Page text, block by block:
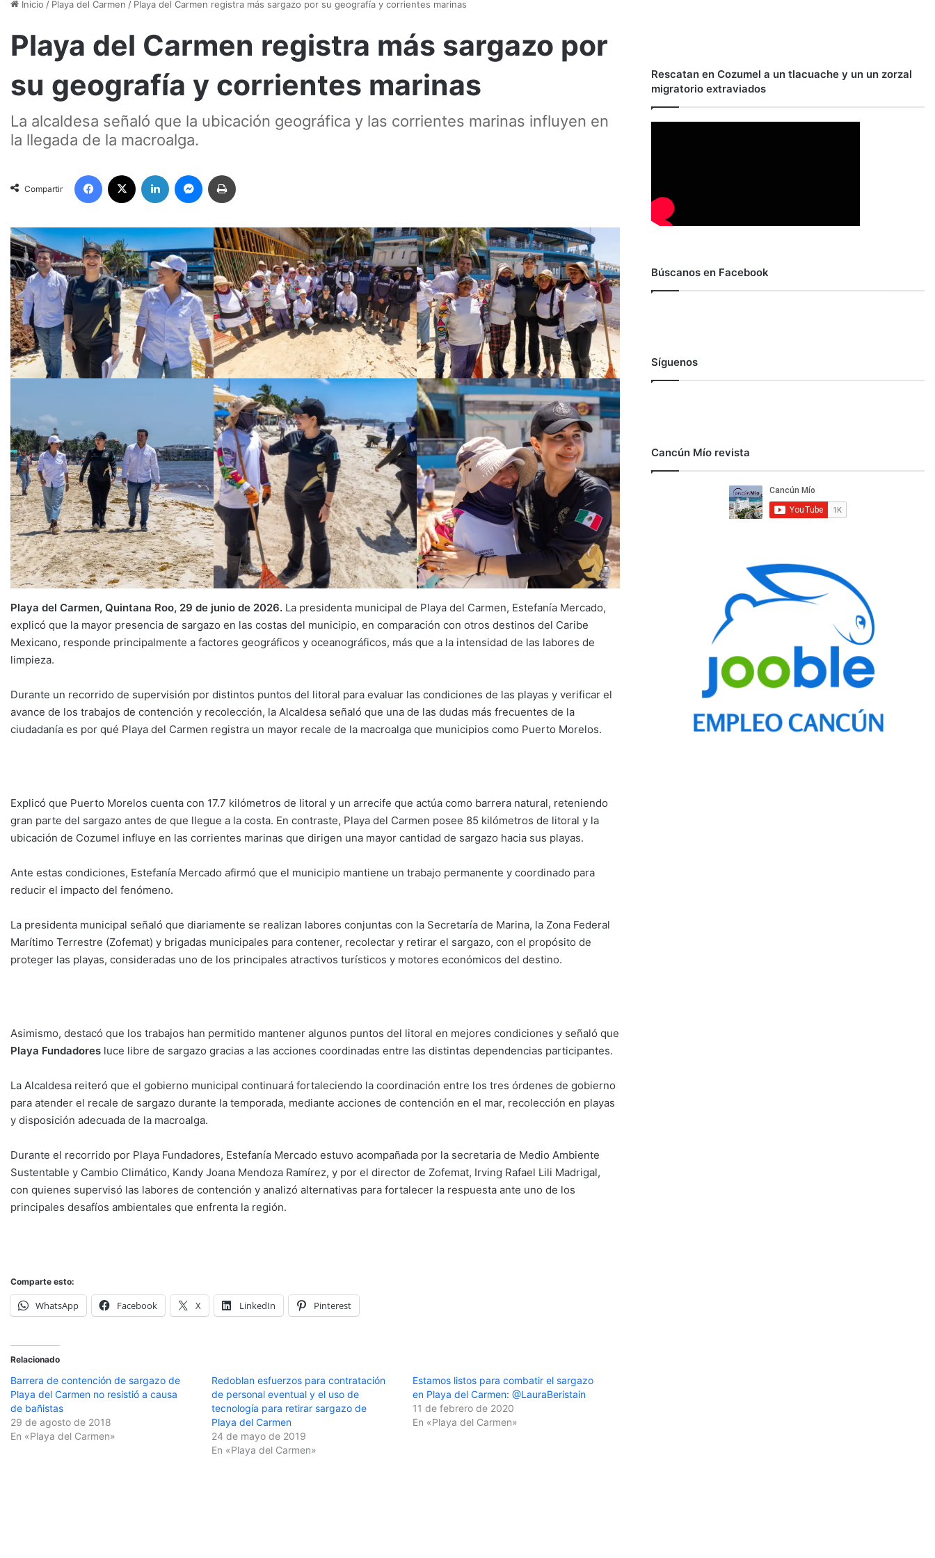
Inicio / Playa del Carmen / Playa del Carmen registra más sargazo por su geografía y corrientes marinas
Playa del Carmen registra más sargazo por
su geografía y corrientes marinas
La alcaldesa señaló que la ubicación geográfica y las corrientes marinas influyen en
la llegada de la macroalga.
Compartir
Facebook LinkedIn Messenger
Playa del Carmen, Quintana Roo, 29 de junio de 2026. La presidenta municipal de Playa del Carmen, Estefanía Mercado,
explicó que la mayor presencia de sargazo en las costas del municipio, en comparación con otros destinos del Caribe
Mexicano, responde principalmente a factores geográficos y oceanográficos, más que a la intensidad de las labores de
limpieza.
Durante un recorrido de supervisión por distintos puntos del litoral para evaluar las condiciones de las playas y verificar el
avance de los trabajos de contención y recolección, la Alcaldesa señaló que una de las dudas más frecuentes de la
ciudadanía es por qué Playa del Carmen registra un mayor recale de la macroalga que municipios como Puerto Morelos.
Explicó que Puerto Morelos cuenta con 17.7 kilómetros de litoral y un arrecife que actúa como barrera natural, reteniendo
gran parte del sargazo antes de que llegue a la costa. En contraste, Playa del Carmen posee 85 kilómetros de litoral y la
ubicación de Cozumel influye en las corrientes marinas que dirigen una mayor cantidad de sargazo hacia sus playas.
Ante estas condiciones, Estefanía Mercado afirmó que el municipio mantiene un trabajo permanente y coordinado para
reducir el impacto del fenómeno.
La presidenta municipal señaló que diariamente se realizan labores conjuntas con la Secretaría de Marina, la Zona Federal
Marítimo Terrestre (Zofemat) y brigadas municipales para contener, recolectar y retirar el sargazo, con el propósito de
proteger las playas, consideradas uno de los principales atractivos turísticos y motores económicos del destino.
Asimismo, destacó que los trabajos han permitido mantener algunos puntos del litoral en mejores condiciones y señaló que
Playa Fundadores luce libre de sargazo gracias a las acciones coordinadas entre las distintas dependencias participantes.
La Alcaldesa reiteró que el gobierno municipal continuará fortaleciendo la coordinación entre los tres órdenes de gobierno
para atender el recale de sargazo durante la temporada, mediante acciones de contención en el mar, recolección en playas
y disposición adecuada de la macroalga.
Durante el recorrido por Playa Fundadores, Estefanía Mercado estuvo acompañada por la secretaria de Medio Ambiente
Sustentable y Cambio Climático, Kandy Joana Mendoza Ramírez, y por el director de Zofemat, Irving Rafael Lili Madrigal,
con quienes supervisó las labores de contención y analizó alternativas para fortalecer la respuesta ante uno de los
principales desafíos ambientales que enfrenta la región.
Comparte esto:
WhatsApp Facebook X LinkedIn Pinterest
Relacionado
Barrera de contención de sargazo de
Playa del Carmen no resistió a causa
de bañistas
29 de agosto de 2018
En «Playa del Carmen»
Redoblan esfuerzos para contratación
de personal eventual y el uso de
tecnología para retirar sargazo de
Playa del Carmen
24 de mayo de 2019
En «Playa del Carmen»
Estamos listos para combatir el sargazo
en Playa del Carmen: @LauraBeristain
11 de febrero de 2020
En «Playa del Carmen»
Rescatan en Cozumel a un tlacuache y un un zorzal
migratorio extraviados
Búscanos en Facebook
Síguenos
Cancún Mío revista